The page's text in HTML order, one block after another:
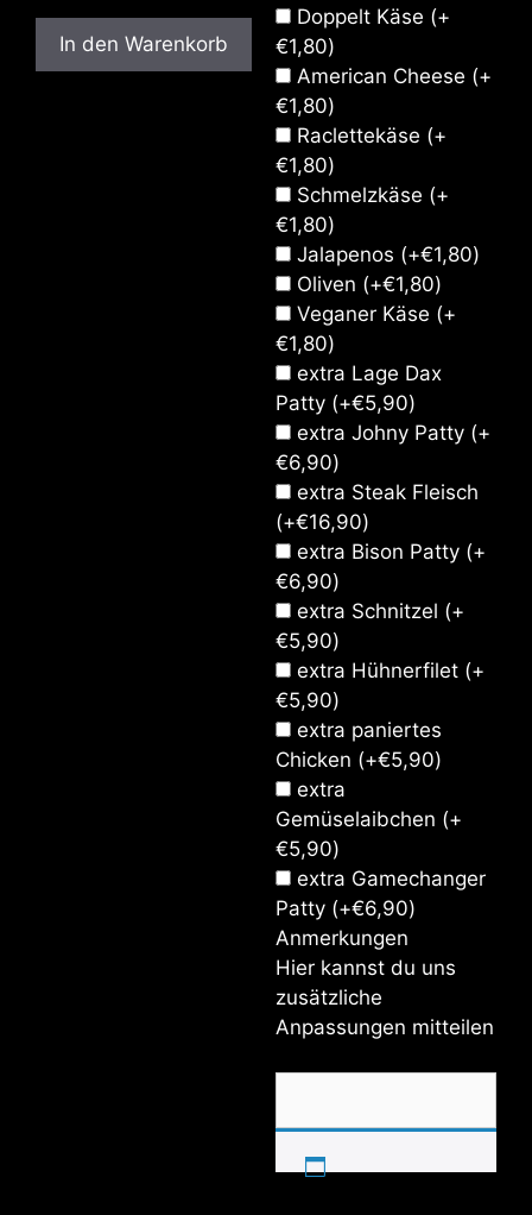
In den Warenkorb
Doppelt Käse (+
€1,80)
American Cheese (+
€1,80)
Raclettekäse (+
€1,80)
Schmelzkäse (+
€1,80)
Jalapenos (+€1,80)
Oliven (+€1,80)
Veganer Käse (+
€1,80)
extra Lage Dax
Patty (+€5,90)
extra Johny Patty (+
€6,90)
extra Steak Fleisch
(+€16,90)
extra Bison Patty (+
€6,90)
extra Schnitzel (+
€5,90)
extra Hühnerfilet (+
€5,90)
extra paniertes
Chicken (+€5,90)
extra
Gemüselaibchen (+
€5,90)
extra Gamechanger
Patty (+€6,90)
Anmerkungen
Hier kannst du uns
zusätzliche
Anpassungen mitteilen